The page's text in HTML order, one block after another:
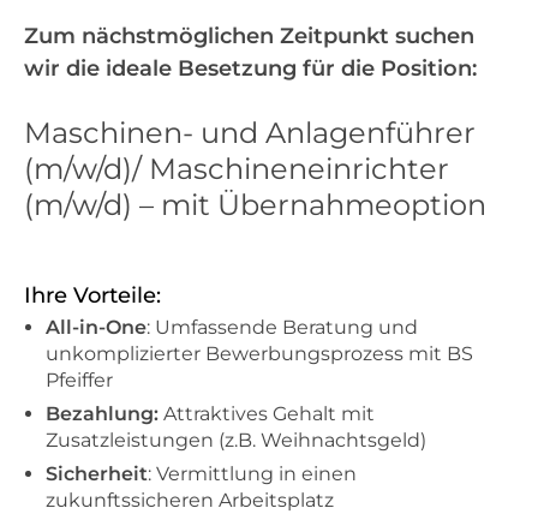
Zum nächstmöglichen Zeitpunkt suchen
wir die ideale Besetzung für die Position:
Maschinen- und Anlagenführer
(m/w/d)/ Maschineneinrichter
(m/w/d) – mit Übernahmeoption
Ihre Vorteile:
All-in-One: Umfassende Beratung und
unkomplizierter Bewerbungsprozess mit BS
Pfeiffer
Bezahlung: Attraktives Gehalt mit
Zusatzleistungen (z.B. Weihnachtsgeld)
Sicherheit: Vermittlung in einen
zukunftssicheren Arbeitsplatz